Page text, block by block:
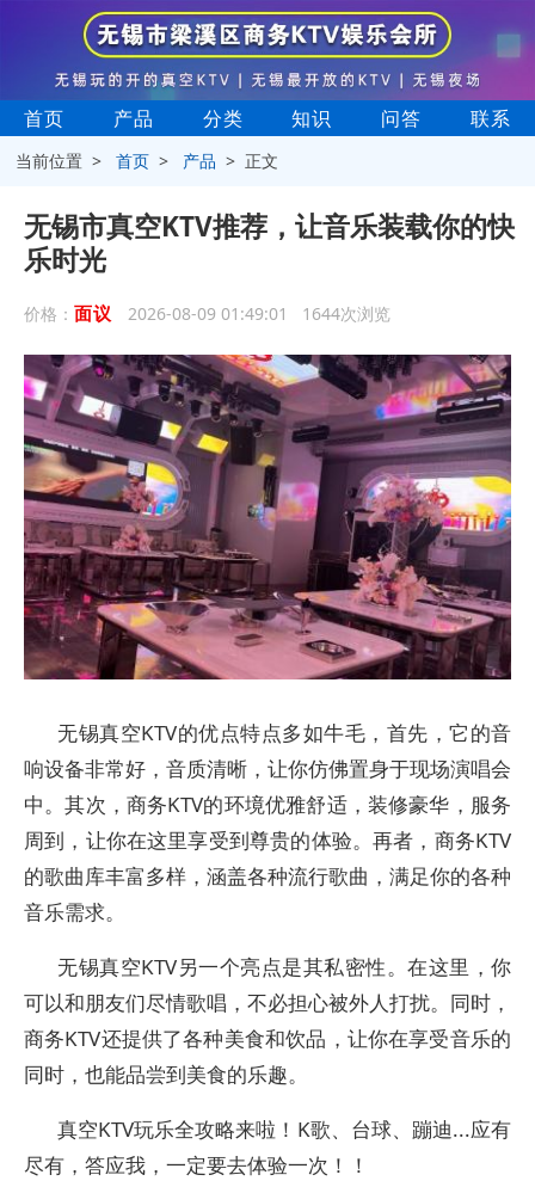
首页 产品 分类 知识 问答 联系
当前位置 >首页 > 产品 > 正文
无锡市真空KTV推荐，让音乐装载你的快
乐时光
价格： 面议 2026-08-09 01:49:01 1644次浏览
无锡真空KTV的优点特点多如牛毛，首先，它的音
响设备非常好，音质清晰，让你仿佛置身于现场演唱会
中。其次，商务KTV的环境优雅舒适，装修豪华，服务
周到，让你在这里享受到尊贵的体验。再者，商务KTV
的歌曲库丰富多样，涵盖各种流行歌曲，满足你的各种
音乐需求。
无锡真空KTV另一个亮点是其私密性。在这里，你
可以和朋友们尽情歌唱，不必担心被外人打扰。同时，
商务KTV还提供了各种美食和饮品，让你在享受音乐的
同时，也能品尝到美食的乐趣。
真空KTV玩乐全攻略来啦！K歌、台球、蹦迪...应有
尽有，答应我，一定要去体验一次！！